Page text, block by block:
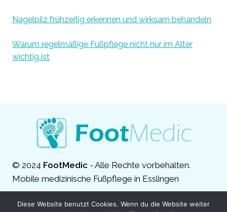
Nagelpilz frühzeitig erkennen und wirksam behandeln
Warum regelmäßige Fußpflege nicht nur im Alter
wichtig ist
© 2024 FootMedic - Alle Rechte vorbehalten.
Mobile medizinische Fußpflege in Esslingen
Impressum Datenschutz
Diese Website benutzt Cookies. Wenn du die Website weiter